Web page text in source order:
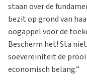
staan over de
bezit op grond van
oogappel voor de
Bescherm het! Sta
soevereiniteit de
economisch belang.”